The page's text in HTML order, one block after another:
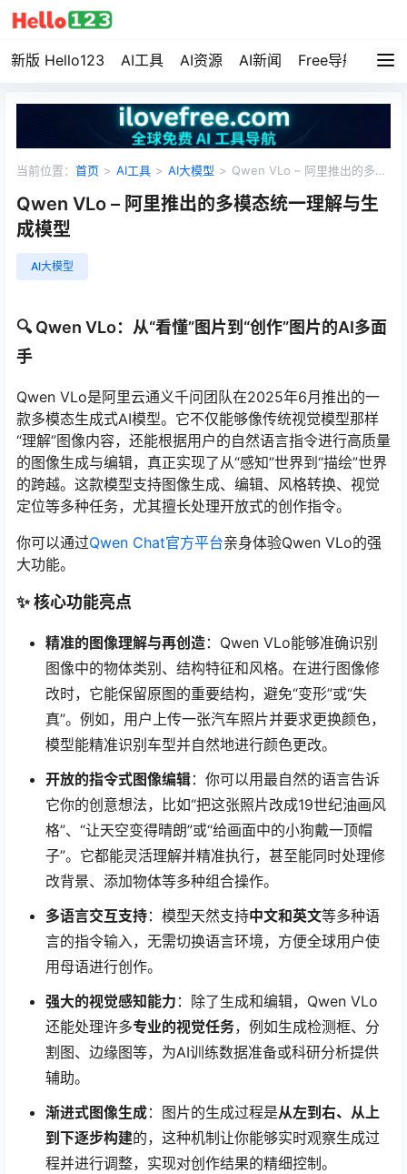
新版 Hello123 AI工具 AI资源 AI新闻 Free导航 资
当前位置： 首页 > AI工具 > AI大模型 > Qwen VLo – 阿里推出的多模
Qwen VLo – 阿里推出的多模态统一理解与生
成模型
AI大模型
🔍 Qwen VLo：从“看懂”图片到“创作”图片的AI多面
手
Qwen VLo是阿里云通义千问团队在2025年6月推出的一
款多模态生成式AI模型。它不仅能够像传统视觉模型那样
“理解”图像内容，还能根据用户的自然语言指令进行高质量
的图像生成与编辑，真正实现了从“感知”世界到“描绘”世界
的跨越。这款模型支持图像生成、编辑、风格转换、视觉
定位等多种任务，尤其擅长处理开放式的创作指令。
你可以通过Qwen Chat官方平台亲身体验Qwen VLo的强
大功能。
✨ 核心功能亮点
精准的图像理解与再创造：Qwen VLo能够准确识别
图像中的物体类别、结构特征和风格。在进行图像修
改时，它能保留原图的重要结构，避免“变形”或“失
真”。例如，用户上传一张汽车照片并要求更换颜色，
模型能精准识别车型并自然地进行颜色更改。
开放的指令式图像编辑：你可以用最自然的语言告诉
它你的创意想法，比如“把这张照片改成19世纪油画风
格”、“让天空变得晴朗”或“给画面中的小狗戴一顶帽
子”。它都能灵活理解并精准执行，甚至能同时处理修
改背景、添加物体等多种组合操作。
多语言交互支持：模型天然支持中文和英文等多种语
言的指令输入，无需切换语言环境，方便全球用户使
用母语进行创作。
强大的视觉感知能力 ：除了生成和编辑，Qwen VLo
还能处理许多专业的视觉任务，例如生成检测框、分
割图、边缘图等，为AI训练数据准备或科研分析提供
辅助。
渐进式图像生成：图片的生成过程是从左到右、从上
到下逐步构建的，这种机制让你能够实时观察生成过
程并进行调整，实现对创作结果的精细控制。